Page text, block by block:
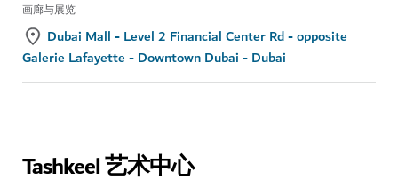
画廊与展览
Dubai Mall - Level 2 Financial Center Rd - opposite
Galerie Lafayette - Downtown Dubai - Dubai
Tashkeel 艺术中心